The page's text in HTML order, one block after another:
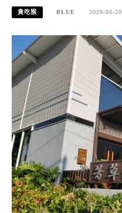
貪吃猴 BLUE 2020-06-20